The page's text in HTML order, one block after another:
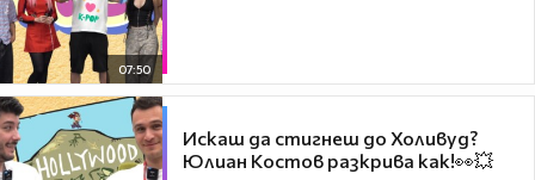
07:50
Искаш да стигнеш до Холивуд?
Юлиан Костов разкрива как!👀💥